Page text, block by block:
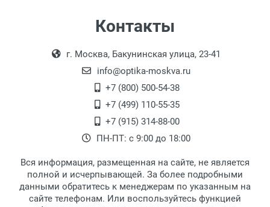
Общая ширина:
Ширина мостика:
Степень защиты:
Тип оправы:
Материал линзы:
Материал оправы:
Материал дужки:
Оплата товара производится
наличными непосредственно на пункте
выдачи товара.
Перечисление средств на расчетный счет.
18:00, по субботам с 11:00 до 15:00, в
офисе по адресу: г. Москва,
Переведеновский переулок 17, корпус 1,
второй этаж, тел. +7 (499) 110-55-35.
После того, как заказ поступает в пункт
выдачи, наш менеджер связывается с
клиентом и оповещает о поступлении
товара.
Для получения товара при себе
обязательно иметь паспорт.
Заказ необходимо забрать в течение 3
Контакты
г. Москва, Бакунинская улица, 23-41
info@optika-moskva.ru
+7 (800) 500-54-38
+7 (499) 110-55-35
+7 (915) 314-88-00
ПН-ПТ: с 9:00 до 18:00
Вся информация, размещенная на сайте, не является
полной и исчерпывающей. За более подробными
данными обратитесь к менеджерам по указанным на
сайте телефонам. Или воспользуйтесь функцией